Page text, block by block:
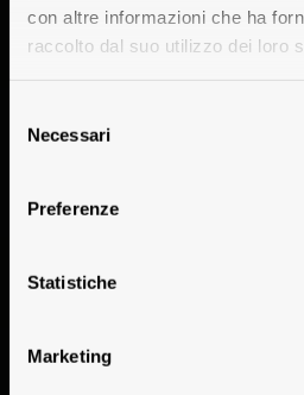
con altre informazioni che ha
raccolto dal suo utilizzo dei loro
delNecessari
Preferenze
Statistiche
Marketing
Note